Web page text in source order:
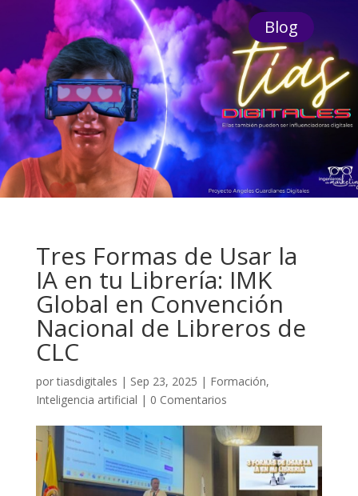
Blog
Tres Formas de Usar la
IA en tu Librería: IMK
Global en Convención
Nacional de Libreros de
CLC
portiasdigitales | Sep 23, 2025 | Formación,
Inteligencia artificial | 0 Comentarios